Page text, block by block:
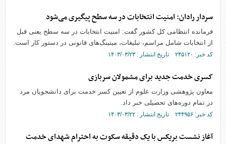
سردار رادان: امنیت انتخابات در سه سطح پیگیری می‌شود
فرمانده انتظامی کل کشور گفت: امنیت انتخابات در سه سطح یعنی قبل
از انتخابات شامل مراسم، تبلیغات، میتینگ‌های قانونی در دستور کار است.
کد خبر: ۲۴۵۱۲۰ تاریخ انتشار : ۱۴۰۳/۰۳/۲۳
کسری خدمت جدید برای مشمولان سربازی
معاون پژوهشی وزارت علوم از تعیین کسر خدمت برای دانشجویان مرد
در تمام دوره‌های تحصیلی خبر داد.
کد خبر: ۲۴۴۹۵۶ تاریخ انتشار : ۱۴۰۳/۰۳/۲۲
آغاز نشست بریکس با یک دقیقه سکوت به احترام شهدای خدمت